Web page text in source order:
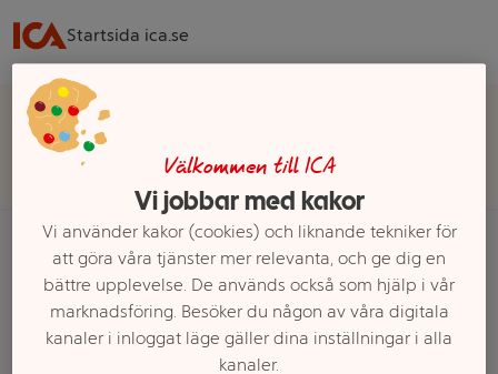
Startsida ica.se
Välj butik för rätt sortiment, pris och leveransalternativ
Välj butik
Startsida Hem & Inredning
Kontor, Hobby & Pyssel
Frimärken & post Post & brev
Ett exempel på onlinesortiment visas.
Välkommen till ICA
Vi jobbar med kakor
Vi använder kakor (cookies) och liknande tekniker för
att göra våra tjänster mer relevanta, och ge dig en
bättre upplevelse. De används också som hjälp i vår
marknadsföring. Besöker du någon av våra digitala
kanaler i inloggat läge gäller dina inställningar i alla
kanaler.